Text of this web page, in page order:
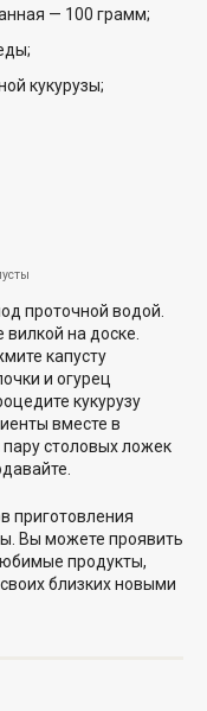
— 100 грамм;
кукурузы;
проточной водой.
на доске.
капусту
и огурец
кукурузу
вместе в
столовых ложек
приготовления
Вы можете проявить
продукты,
близких новыми